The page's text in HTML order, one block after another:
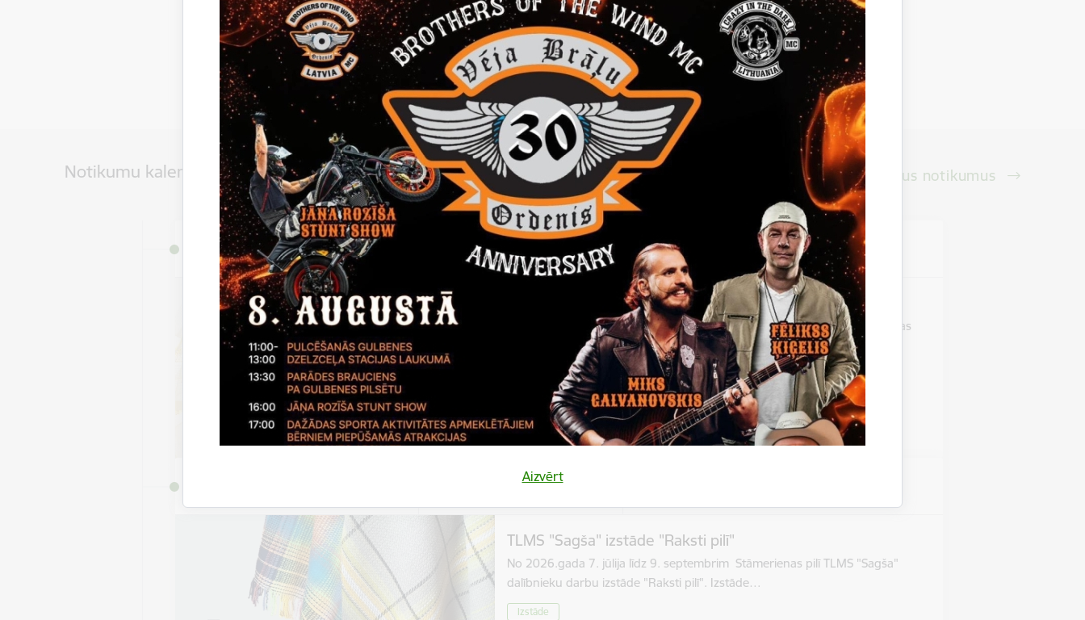
Aizvērt
Visi jaunumi
Notikumu kalendārs Skatīt visus notikumus
Datums
3. jūlijs, 2026 – 31. augusts, 2026
Laiks
Visu dienu Stāmerienas pils
Izstāde "Zirgi klētī"
Līdz septembrim Stāmerienas pils klētī izstāde "Zirgi klētī". Beļavas mākslas
studija "Krāsu prieks" aicina uz gleznu izstādi,…
2026
TLMS "Sagša" izstāde "Raksti pilī"
No 2026.gada 7. jūlija līdz 9. septembrim Stāmerienas pilī TLMS "Sagša"
dalībnieku darbu izstāde "Raksti pilī". Izstāde…
Izstāde